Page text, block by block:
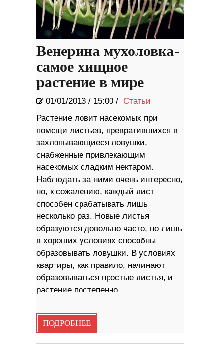
Венерина мухоловка-
самое хищное
растение в мире
01/01/2013 / 15:00 / Статьи
Растение ловит насекомых при
помощи листьев, превратившихся в
захлопывающиеся ловушки,
снабженные привлекающим
насекомых сладким нектаром.
Наблюдать за ними очень интересно,
но, к сожалению, каждый лист
способен срабатывать лишь
несколько раз. Новые листья
образуются довольно часто, но лишь
в хороших условиях способны
образовывать ловушки. В условиях
квартиры, как правило, начинают
образовываться простые листья, и
растение постепенно
ПОДРОБНЕЕ